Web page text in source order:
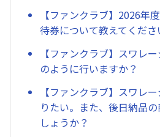
【ファンクラブ】2026年
待券について教えてくださ
【ファンクラブ】スワレ
のように行いますか？
【ファンクラブ】スワレ
りたい。また、後日納品
しょうか？